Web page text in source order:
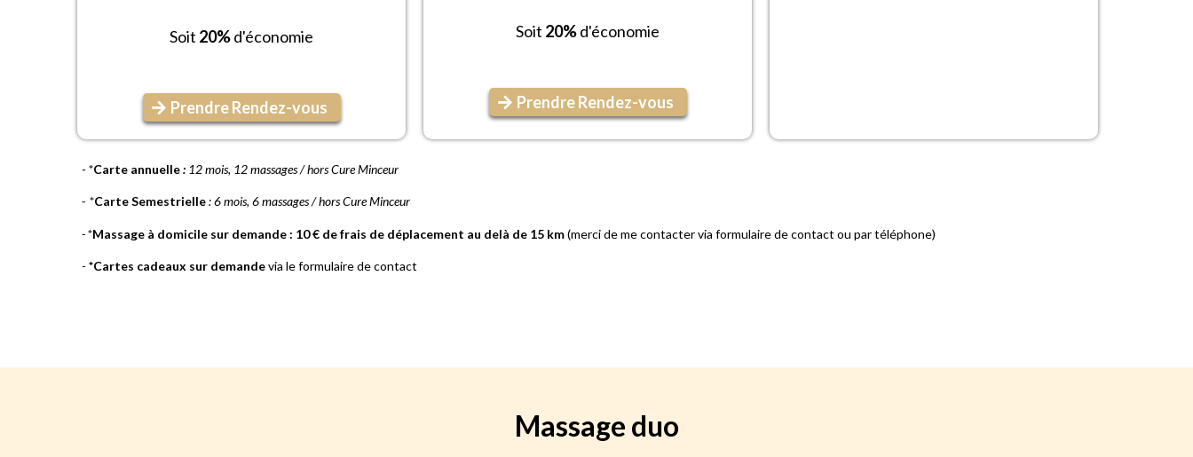
Soit 20%d'économie
Prendre Rendez-vous
Soit 20%d'économie
Prendre Rendez-vous
- *Carte annuelle: 12 mois, 12 massages / hors Cure Minceur
- *Carte Semestrielle: 6 mois, 6 massages / hors Cure Minceur
-*Massage à domicile sur demande : 10 € de frais de déplacement au delà de 15 km(merci de me contacter via formulaire de contact ou par téléphone)
- *Cartes cadeaux sur demandevia le formulaire de contact
Massage duo